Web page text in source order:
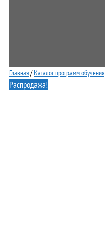
Главная/Каталог программ обучения
Распродажа!